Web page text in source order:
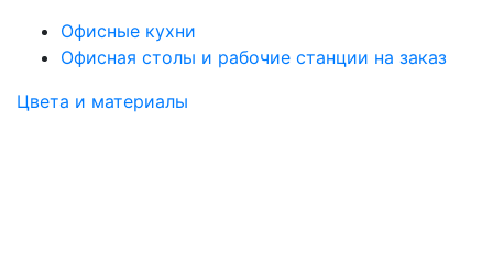
Офисные кухни
Офисная столы и рабочие станции на заказ
Цвета и материалы